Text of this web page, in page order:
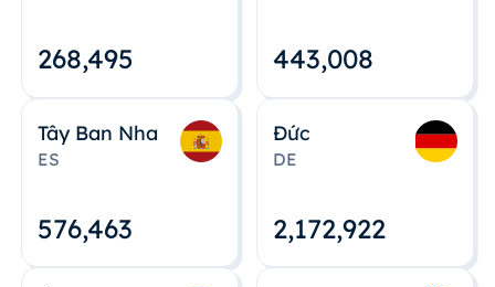
268,495 443,008
Tây Ban Nha
ES
576,463
Đức
DE
2,172,922